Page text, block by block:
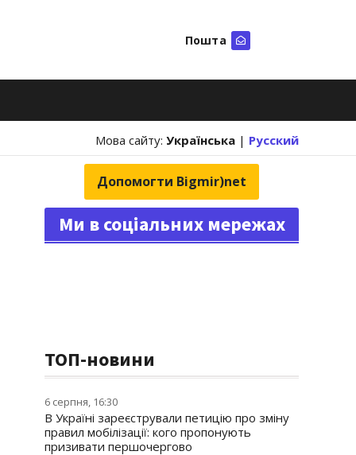
Пошта
Мова сайту: Українська | Русский
Допомогти Bigmir)net
Ми в соціальних мережах
ТОП-новини
6 серпня, 16:30
В Україні зареєстрували петицію про зміну
правил мобілізації: кого пропонують
призивати першочергово